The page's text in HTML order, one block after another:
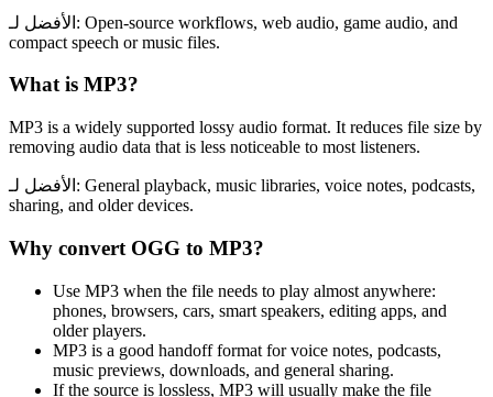
الأفضل لـ: Open-source workflows, web audio, game audio, and
compact speech or music files.
What is MP3?
MP3 is a widely supported lossy audio format. It reduces file size by
removing audio data that is less noticeable to most listeners.
الأفضل لـ: General playback, music libraries, voice notes, podcasts,
sharing, and older devices.
Why convert OGG to MP3?
Use MP3 when the file needs to play almost anywhere:
phones, browsers, cars, smart speakers, editing apps, and
older players.
MP3 is a good handoff format for voice notes, podcasts,
music previews, downloads, and general sharing.
If the source is lossless, MP3 will usually make the file